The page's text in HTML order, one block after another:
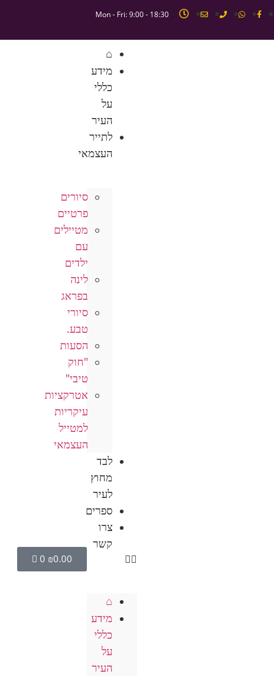
Mon - Fri: 9:00 - 18:30
⌂
מידע
כללי
על
העיר
לתייר
העצמאי
סיורים
פרטיים
מטיילים
עם
ילדים
לינה
בפראג
סיורי
טבע.
הסעות
"חוק
טיבי"
אטרקציות
עיקריות
למטייל
העצמאי
לבד
מחוץ
לעיר
ספרים
צרו
קשר
⌂
מידע
כללי
על
העיר
₪0.00
0